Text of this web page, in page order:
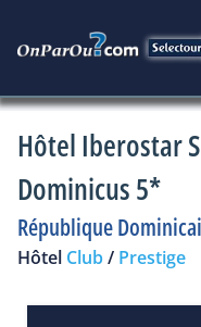
Hôtel Iberostar
Dominicus 5*
République
Hôtel Club/ Prestige